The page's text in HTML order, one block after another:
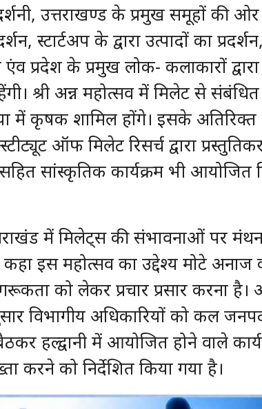
उत्तराखण्ड के प्रमुख समूहों की
स्टार्टअप के द्वारा उत्पादों का
प्रदेश के प्रमुख लोक- कलाकारों द्वारा
श्री अन्न महोत्सव में मिलेट से
में कृषक शामिल होंगे। इसके अतिरिक्त
ऑफ मिलेट रिसर्च द्वारा
सहित सांस्कृतिक कार्यक्रम भी आयोजित
में मिलेट्स की संभावनाओं पर
कहा इस महोत्सव का उद्देश्य मोटे अनाज
को लेकर प्रचार प्रसार करना
विभागीय अधिकारियों को कल
हल्द्वानी में आयोजित होने वाले
करने को निर्देशित किया गया है।